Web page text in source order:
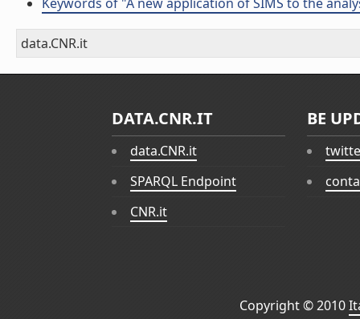
data.CNR.it
DATA.CNR.IT
data.CNR.it
SPARQL Endpoint
CNR.it
BE
Copyright © 2010